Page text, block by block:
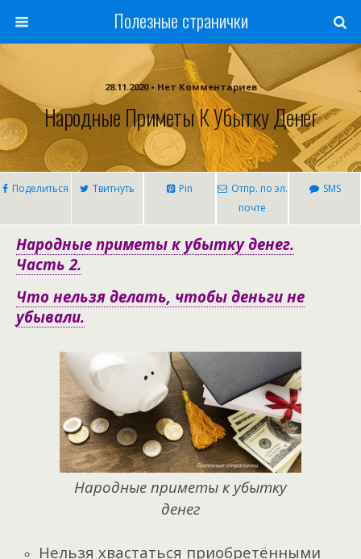
Полезные странички
28.11.2020 • Нет Комментариев
Народные Приметы К Убытку Денег
Поделиться Твитнуть Pin
Отпр. по эл.
почте
SMS
Народные приметы к убытку денег.
Часть 2.
Что нельзя делать, чтобы деньги не
убывали.
Народные приметы к убытку
денег
Нельзя хвастаться приобретёнными